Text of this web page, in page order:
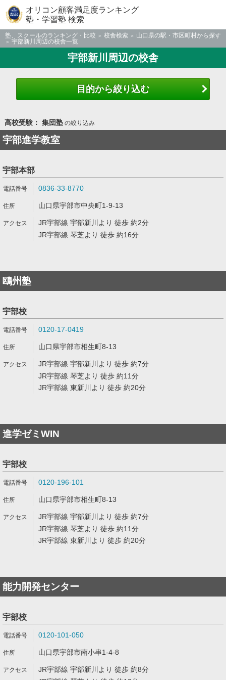
オリコン顧客満足度ランキング
塾・学習塾 検索
塾、スクールのランキング・比較 校舎検索
山口県の駅・市区町村から探す
宇部新川周辺の校舎一覧
宇部新川周辺の校舎
目的から絞り込む
高校受験： 集団塾の絞り込み
宇部進学教室
宇部本部
0836-33-8770
山口県宇部市中央町1-9-13
JR宇部線 宇部新川より 徒歩 約2分
JR宇部線 琴芝より 徒歩 約16分
鴎州塾
宇部校
0120-17-0419
山口県宇部市相生町8-13
JR宇部線 宇部新川より 徒歩 約7分
JR宇部線 琴芝より 徒歩 約11分
JR宇部線 東新川より 徒歩 約20分
進学ゼミWIN
宇部校
0120-196-101
山口県宇部市相生町8-13
JR宇部線 宇部新川より 徒歩 約7分
JR宇部線 琴芝より 徒歩 約11分
JR宇部線 東新川より 徒歩 約20分
能力開発センター
宇部校
0120-101-050
山口県宇部市南小串1-4-8
JR宇部線 宇部新川より 徒歩 約8分